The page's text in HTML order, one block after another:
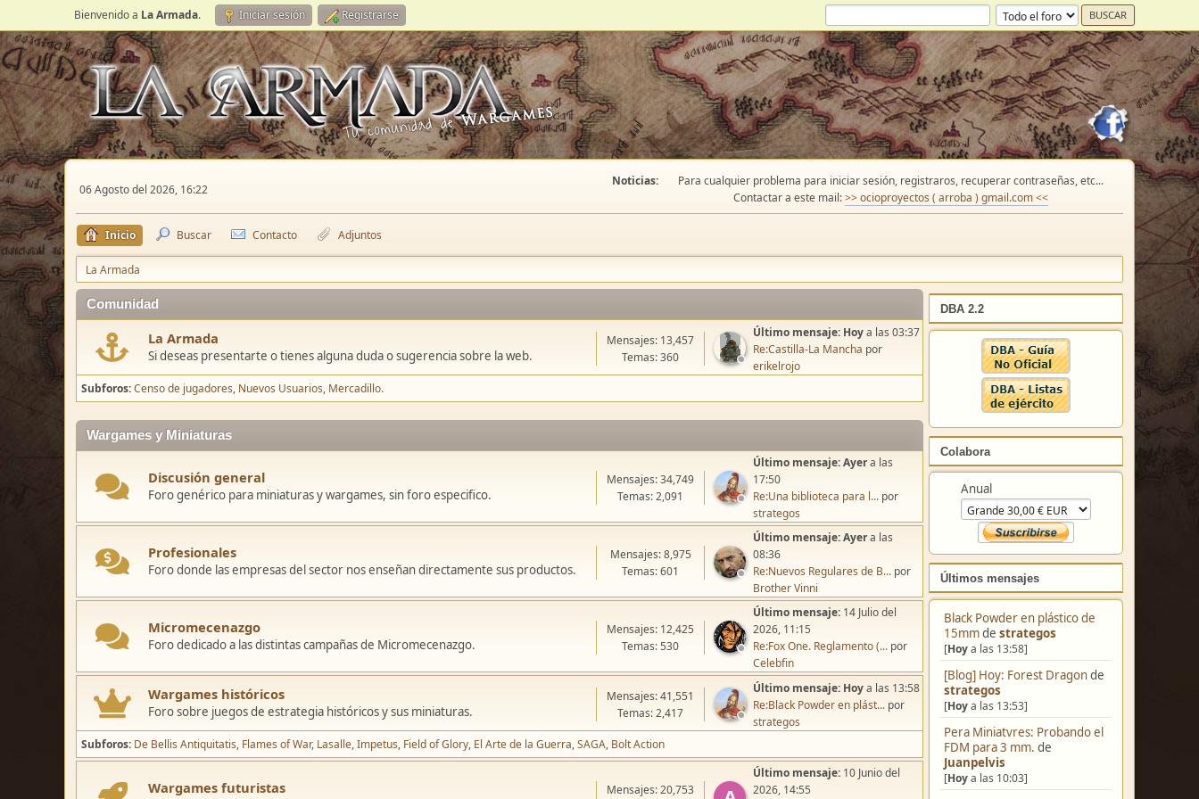
Bienvenido a La Armada. Iniciar sesión Registrarse
06 Agosto del 2026, 16:22
Noticias:
Para cualquier problema para iniciar sesión, registraros, recuperar contraseñas, etc...
Contactar a este mail:>> ocioproyectos ( arroba ) gmail.com <<
Inicio Buscar Contacto Adjuntos
La Armada
DBA 2.2
Colabora
Anual
Últimos mensajes
Black Powder en plástico de
15mmde strategos
[Hoya las 13:58]
[Blog] Hoy: Forest Dragonde
strategos
[Hoya las 13:53]
Pera Miniatvres: Probando el
FDM para 3 mm. de
Juanpelvis
[Hoya las 10:03]
Comunidad
La Armada
Si deseas presentarte o tienes alguna duda o sugerencia sobre la web.
Mensajes: 13,457
Temas: 360
Último mensaje: Hoya las 03:37
Re:Castilla-La Mancha por
erikelrojo
Subforos Censo de jugadores Nuevos Usuarios Mercadillo.
Wargames y Miniaturas
Discusión general
Foro genérico para miniaturas y wargames, sin foro especifico.
Mensajes: 34,749
Temas: 2,091
Último mensaje:Ayera las
17:50
Re:Una biblioteca para l... por
strategos
Profesionales
Foro donde las empresas del sector nos enseñan directamente sus productos.
Mensajes: 8,975
Temas: 601
Último mensaje:Ayera las
08:36
Re:Nuevos Regulares de B... por
Brother Vinni
Micromecenazgo
Foro dedicado a las distintas campañas de Micromecenazgo.
Mensajes: 12,425
Temas: 530
Último mensaje: 14 Julio del
2026, 11:15
Re:Fox One. Reglamento (... por
Celebfin
Wargames históricos
Foro sobre juegos de estrategia históricos y sus miniaturas.
Mensajes: 41,551
Temas: 2,417
Último mensaje: Hoya las 13:58
Re:Black Powder en plást... por
strategos
Subforos De Bellis Antiquitatis Flames of War Lasalle Impetus Field of Glory El Arte de la Guerra SAGA Bolt Action
Wargames futuristas Mensajes: 20,753
Último mensaje: 10 Junio del
2026, 14:55